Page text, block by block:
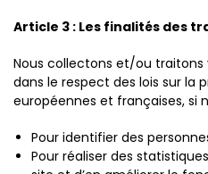
Article 3 : Les finalités des
Nous collectons et/ou traitons
dans le respect des lois sur la
européennes et françaises, si
Pour identifier des
Pour réaliser des